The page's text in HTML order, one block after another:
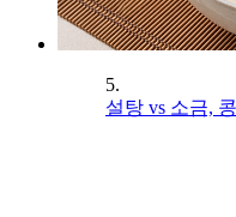
5.
설탕 vs 소금,